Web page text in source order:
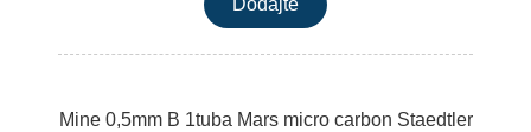
Mine 0,5mm B 1tuba Mars micro carbon Staedtler